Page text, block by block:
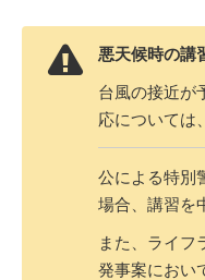
悪天候時の講
台風の接近が
応については
公による特別
場合、講習を
また、ライフ
発事案におい